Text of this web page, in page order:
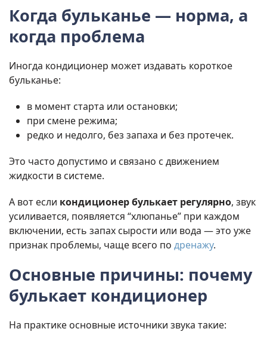
Когда бульканье — норма, а
когда проблема
Иногда кондиционер может издавать короткое
бульканье:
в момент старта или остановки;
при смене режима;
редко и недолго, без запаха и без протечек.
Это часто допустимо и связано с движением
жидкости в системе.
А вот если кондиционер булькает регулярно, звук
усиливается, появляется “хлюпанье” при каждом
включении, есть запах сырости или вода — это уже
признак проблемы, чаще всего по дренажу.
Основные причины: почему
булькает кондиционер
На практике основные источники звука такие: